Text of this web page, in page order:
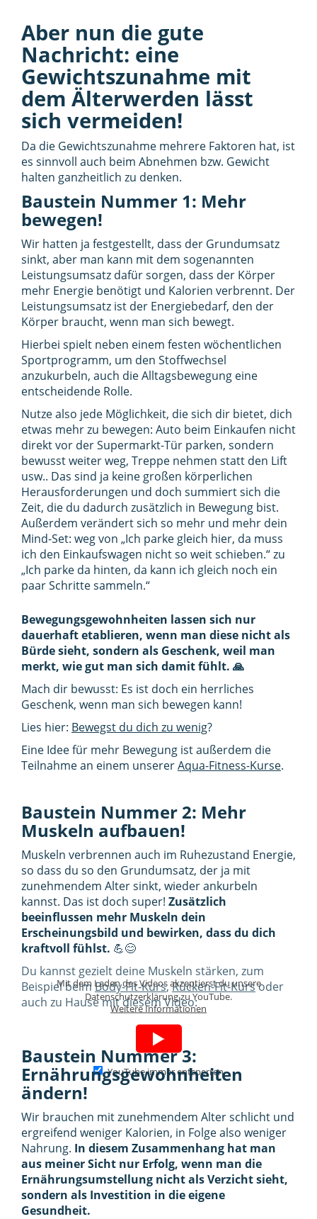
Aber nun die gute
Nachricht: eine
Gewichtszunahme mit
dem Älterwerden lässt
sich vermeiden!
Da die Gewichtszunahme mehrere Faktoren hat, ist
es sinnvoll auch beim Abnehmen bzw. Gewicht
halten ganzheitlich zu denken.
Baustein Nummer 1: Mehr
bewegen!
Wir hatten ja festgestellt, dass der Grundumsatz
sinkt, aber man kann mit dem sogenannten
Leistungsumsatz dafür sorgen, dass der Körper
mehr Energie benötigt und Kalorien verbrennt. Der
Leistungsumsatz ist der Energiebedarf, den der
Körper braucht, wenn man sich bewegt.
Hierbei spielt neben einem festen wöchentlichen
Sportprogramm, um den Stoffwechsel
anzukurbeln, auch die Alltagsbewegung eine
entscheidende Rolle.
Nutze also jede Möglichkeit, die sich dir bietet, dich
etwas mehr zu bewegen: Auto beim Einkaufen nicht
direkt vor der Supermarkt-Tür parken, sondern
bewusst weiter weg, Treppe nehmen statt den Lift
usw.. Das sind ja keine großen körperlichen
Herausforderungen und doch summiert sich die
Zeit, die du dadurch zusätzlich in Bewegung bist.
Außerdem verändert sich so mehr und mehr dein
Mind-Set: weg von „Ich parke gleich hier, da muss
ich den Einkaufswagen nicht so weit schieben.“ zu
„Ich parke da hinten, da kann ich gleich noch ein
paar Schritte sammeln.“
Bewegungsgewohnheiten lassen sich nur
dauerhaft etablieren, wenn man diese nicht als
Bürde sieht, sondern als Geschenk, weil man
merkt, wie gut man sich damit fühlt. 🙏
Mach dir bewusst: Es ist doch ein herrliches
Geschenk, wenn man sich bewegen kann!
Lies hier: Bewegst du dich zu wenig?
Eine Idee für mehr Bewegung ist außerdem die
Teilnahme an einem unsererAqua-Fitness-Kurse.
Baustein Nummer 2: Mehr
Muskeln aufbauen!
Muskeln verbrennen auch im Ruhezustand Energie,
so dass du so den Grundumsatz, der ja mit
zunehmendem Alter sinkt, wieder ankurbeln
kannst. Das ist doch super! Zusätzlich
beeinflussen mehr Muskeln dein
Erscheinungsbild und bewirken, dass du dich
kraftvoll fühlst. 💪😊
Du kannst gezielt deine Muskeln stärken, zum
Beispiel beim Body-Fit-Kurs,Rücken-Fit-Kursoder
auch zu Hause mit diesem Video:
Mit dem Laden des Videos akzeptierst du unsere
Datenschutzerklärung zu YouTube.
Weitere Informationen
YouTube immer entsperren
Baustein Nummer 3:
Ernährungsgewohnheiten
ändern!
Wir brauchen mit zunehmendem Alter schlicht und
ergreifend weniger Kalorien, in Folge also weniger
Nahrung. In diesem Zusammenhang hat man
aus meiner Sicht nur Erfolg, wenn man die
Ernährungsumstellung nicht als Verzicht sieht,
sondern als Investition in die eigene
Gesundheit.